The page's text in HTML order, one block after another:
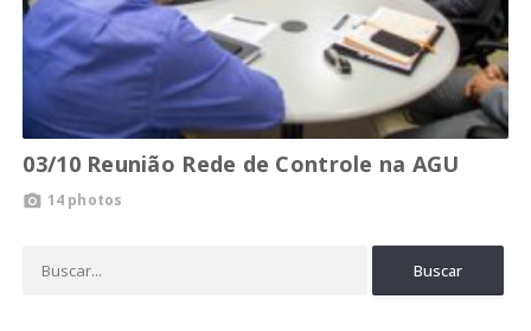
03/10 Reunião Rede de Controle na AGU
 14 photos